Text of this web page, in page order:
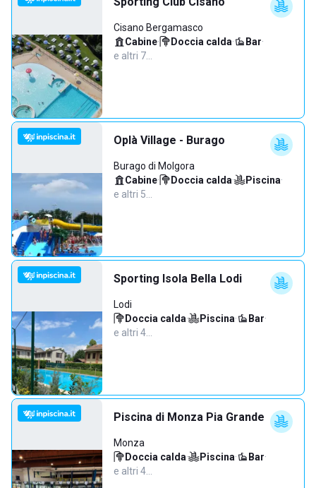
Cisano Bergamasco
Cabine· Doccia calda· Bar·
e altri 7…
Oplà Village - Burago
Burago di Molgora
Cabine· Doccia calda· Piscina·
e altri 5…
Sporting Isola Bella Lodi
Lodi
Doccia calda· Piscina· Bar·
e altri 4…
Piscina di Monza Pia Grande
Monza
Doccia calda· Piscina· Bar·
e altri 4…